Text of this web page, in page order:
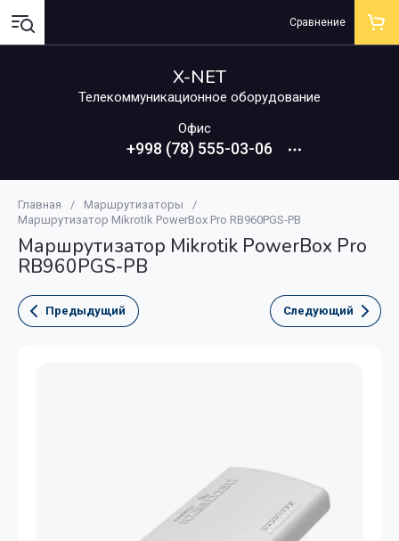
X-NET
Телекоммуникационное оборудование
Офис
+998 (78) 555-03-06
Сравнение
Главная / Маршрутизаторы
/
Маршрутизатор Mikrotik PowerBox Pro RB960PGS-PB
Маршрутизатор Mikrotik PowerBox Pro
RB960PGS-PB
Предыдущий Следующий